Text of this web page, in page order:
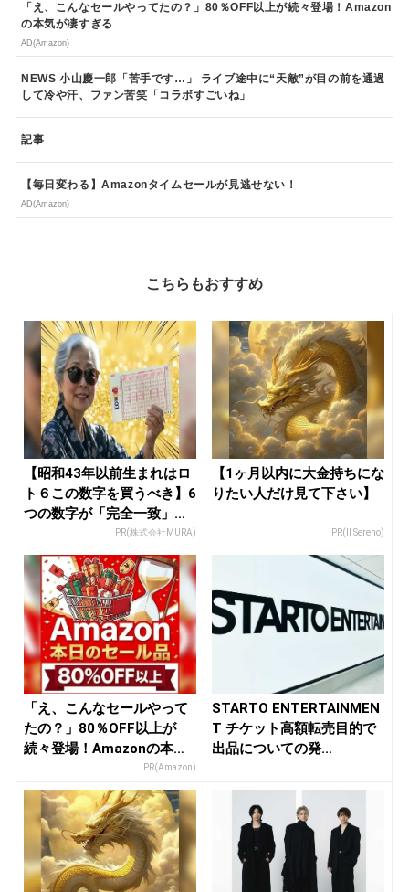
「え、こんなセールやってたの？」80％OFF以上が続々登場！Amazon
の本気が凄すぎる
AD(Amazon)
NEWS 小山慶一郎「苦手です…」 ライブ途中に“天敵”が目の前を通過
して冷や汗、ファン苦笑「コラボすごいね」
記事
【毎日変わる】Amazonタイムセールが見逃せない！
AD(Amazon)
こちらもおすすめ
【昭和43年以前生まれはロ
ト６この数字を買うべき】6
つの数字が「完全一致」す
PR(株式会社MURA)
【1ヶ月以内に大金持ちにな
りたい人だけ見て下さい】
PR(Il Sereno)
「え、こんなセールやって
たの？」80％OFF以上が
続々登場！Amazonの本気
PR(Amazon)
STARTO ENTERTAINMEN
T チケット高額転売目的で
出品についての発...